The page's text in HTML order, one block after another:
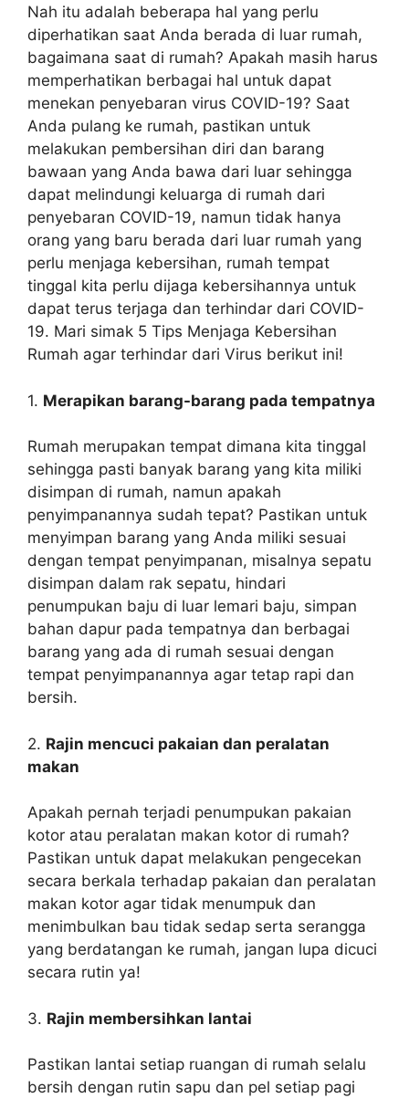
Nah itu adalah beberapa hal yang perlu
diperhatikan saat Anda berada di luar rumah,
bagaimana saat di rumah? Apakah masih harus
memperhatikan berbagai hal untuk dapat
menekan penyebaran virus COVID-19? Saat
Anda pulang ke rumah, pastikan untuk
melakukan pembersihan diri dan barang
bawaan yang Anda bawa dari luar sehingga
dapat melindungi keluarga di rumah dari
penyebaran COVID-19, namun tidak hanya
orang yang baru berada dari luar rumah yang
perlu menjaga kebersihan, rumah tempat
tinggal kita perlu dijaga kebersihannya untuk
dapat terus terjaga dan terhindar dari COVID-
19. Mari simak 5 Tips Menjaga Kebersihan
Rumah agar terhindar dari Virus berikut ini!
1. Merapikan barang-barang pada tempatnya
Rumah merupakan tempat dimana kita tinggal
sehingga pasti banyak barang yang kita miliki
disimpan di rumah, namun apakah
penyimpanannya sudah tepat? Pastikan untuk
menyimpan barang yang Anda miliki sesuai
dengan tempat penyimpanan, misalnya sepatu
disimpan dalam rak sepatu, hindari
penumpukan baju di luar lemari baju, simpan
bahan dapur pada tempatnya dan berbagai
barang yang ada di rumah sesuai dengan
tempat penyimpanannya agar tetap rapi dan
bersih.
2. Rajin mencuci pakaian dan peralatan
makan
Apakah pernah terjadi penumpukan pakaian
kotor atau peralatan makan kotor di rumah?
Pastikan untuk dapat melakukan pengecekan
secara berkala terhadap pakaian dan peralatan
makan kotor agar tidak menumpuk dan
menimbulkan bau tidak sedap serta serangga
yang berdatangan ke rumah, jangan lupa dicuci
secara rutin ya!
3. Rajin membersihkan lantai
Pastikan lantai setiap ruangan di rumah selalu
bersih dengan rutin sapu dan pel setiap pagi